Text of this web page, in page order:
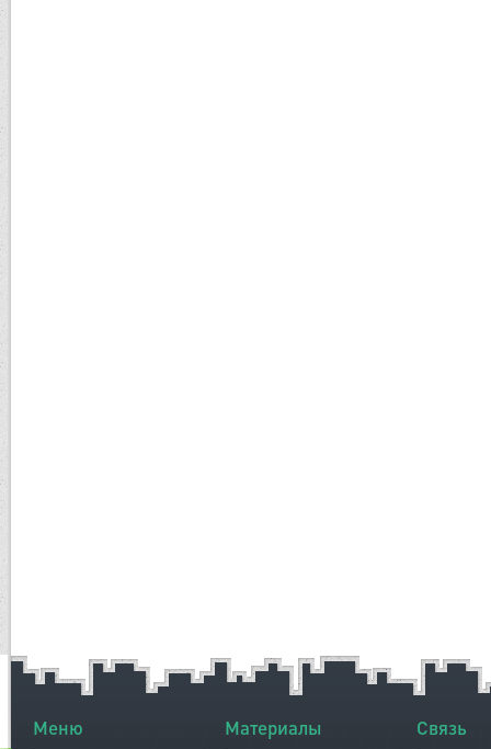
Меню Материалы Связь